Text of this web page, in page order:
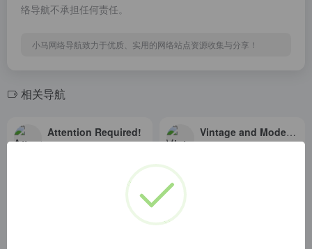
络导航不承担任何责任。
小马网络导航致力于优质、实用的网络站点资源收集与分享！
相关导航
Attention Required!
Attention Required! | Cloudflare
Vintage and Modern Free Public Domain Images Archive Download
100% free Public Domain Images New free stock photos added weekly No attribution required. Images released under CC0 1.0 Universal Public Domain Dedication.
A huge collection of high quality photos to use in your blog, template, theme or any other personal or commercial project.